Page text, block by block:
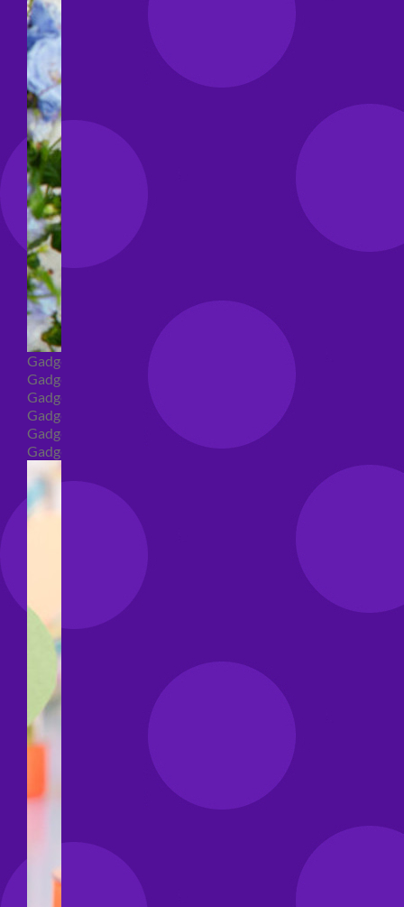
Gadget
Gadget addio al nubilato
Gadget Laurea
Gadget addio al celibato
Gadget per compleanno
Gadget generici